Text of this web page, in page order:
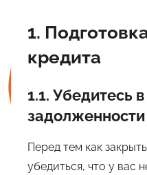
1.
кредита
1.1. Убедитесь
задолженности
Перед тем как
убедиться, что у вас